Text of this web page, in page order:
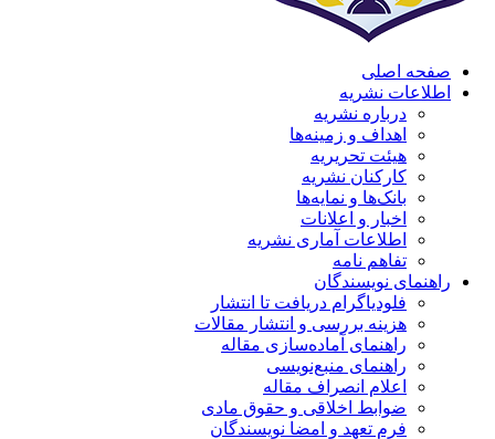
صفحه اصلی
اطلاعات نشریه
درباره نشریه
اهداف و زمینه‌ها
هیئت تحریریه
کارکنان نشریه
بانک‌ها و نمایه‌ها
اخبار و اعلانات
اطلاعات آماری نشریه
تفاهم نامه
راهنمای نویسندگان
فلودیاگرام دریافت تا انتشار
هزینه بررسی و انتشار مقالات
راهنمای آماده‌سازی مقاله
راهنمای منبع‌نویسی
اعلام انصراف مقاله
ضوابط اخلاقی و حقوق مادی
فرم تعهد و امضا نویسندگان